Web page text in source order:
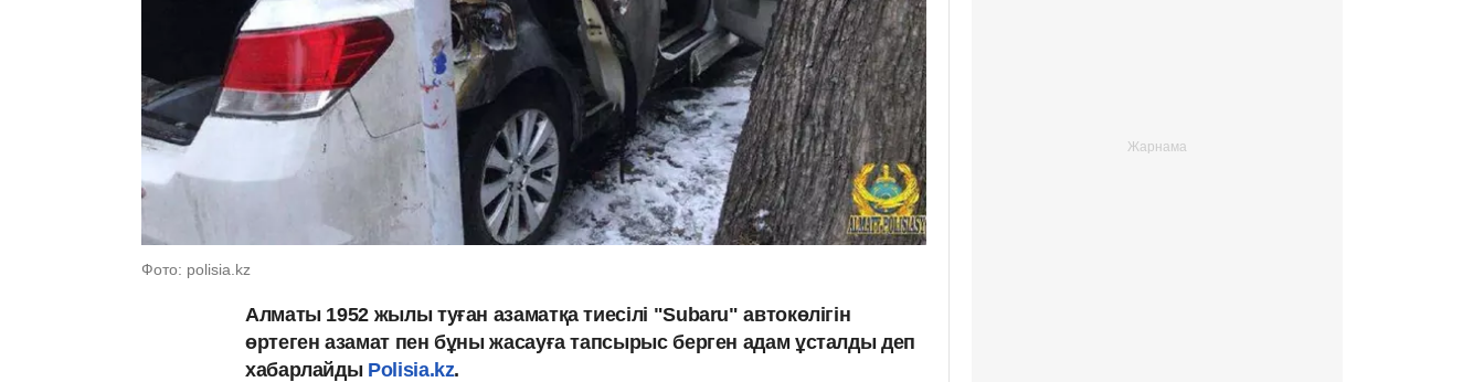
Фото: polisia.kz
Алматы 1952 жылы туған азаматқа тиесілі "Subaru" автокөлігін
өртеген азамат пен бұны жасауға тапсырыс берген адам ұсталды деп
хабарлайды Polisia.kz.